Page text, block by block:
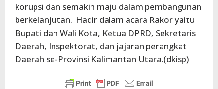
korupsi dan semakin maju dalam pembangunan
berkelanjutan. Hadir dalam acara Rakor yaitu
Bupati dan Wali Kota, Ketua DPRD, Sekretaris
Daerah, Inspektorat, dan jajaran perangkat
Daerah se-Provinsi Kalimantan Utara.(dkisp)